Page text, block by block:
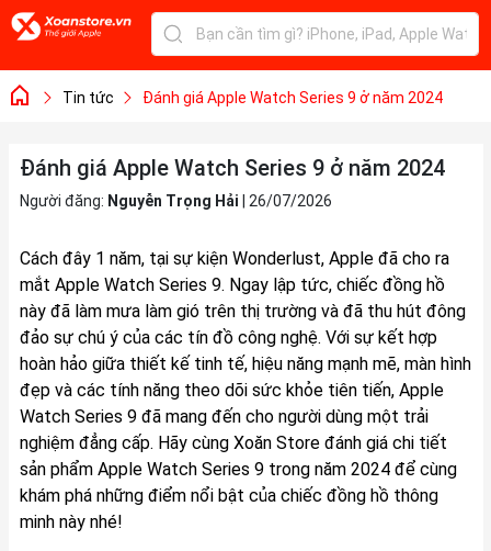
Tin tức Đánh giá Apple Watch Series 9 ở năm 2024
Đánh giá Apple Watch Series 9 ở năm 2024
Người đăng: Nguyễn Trọng Hải 26/07/2026
Cách đây 1 năm, tại sự kiện Wonderlust, Apple đã cho ra
mắt Apple Watch Series 9. Ngay lập tức, chiếc đồng hồ
này đã làm mưa làm gió trên thị trường và đã thu hút đông
đảo sự chú ý của các tín đồ công nghệ. Với sự kết hợp
hoàn hảo giữa thiết kế tinh tế, hiệu năng mạnh mẽ, màn hình
đẹp và các tính năng theo dõi sức khỏe tiên tiến, Apple
Watch Series 9 đã mang đến cho người dùng một trải
nghiệm đẳng cấp. Hãy cùng Xoăn Store đánh giá chi tiết
sản phẩm Apple Watch Series 9 trong năm 2024 để cùng
khám phá những điểm nổi bật của chiếc đồng hồ thông
minh này nhé!